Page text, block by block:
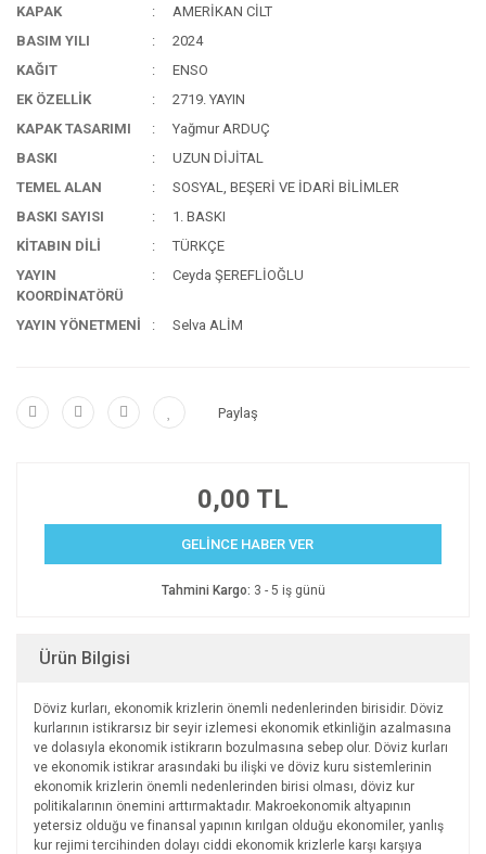
KAPAK
AMERİKAN CİLT
BASIM YILI
2024
KAĞIT
ENSO
EK ÖZELLİK
2719. YAYIN
KAPAK TASARIMI
Yağmur ARDUÇ
BASKI
UZUN DİJİTAL
TEMEL ALAN
SOSYAL, BEŞERİ VE İDARİ BİLİMLER
BASKI SAYISI
1. BASKI
KİTABIN DİLİ
TÜRKÇE
YAYIN
KOORDİNATÖRÜ
Ceyda ŞEREFLİOĞLU
YAYIN YÖNETMENİ Selva ALİM
Paylaş
0,00 TL
GELİNCE HABER VER
Tahmini Kargo: 3 - 5 iş günü
Ürün Bilgisi
Döviz kurları, ekonomik krizlerin önemli nedenlerinden birisidir. Döviz
kurlarının istikrarsız bir seyir izlemesi ekonomik etkinliğin azalmasına
ve dolasıyla ekonomik istikrarın bozulmasına sebep olur. Döviz kurları
ve ekonomik istikrar arasındaki bu ilişki ve döviz kuru sistemlerinin
ekonomik krizlerin önemli nedenlerinden birisi olması, döviz kur
politikalarının önemini arttırmaktadır. Makroekonomik altyapının
yetersiz olduğu ve finansal yapının kırılgan olduğu ekonomiler, yanlış
kur rejimi tercihinden dolayı ciddi ekonomik krizlerle karşı karşıya